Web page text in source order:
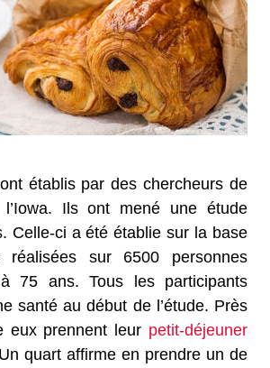
établis par des chercheurs de
l’Iowa. Ils ont mené une étude
Celle-ci a été établie sur la base
réalisées sur 6500 personnes
75 ans. Tous les participants
santé au début de l’étude. Près
eux prennent leur petit-déjeuner
quart affirme en prendre un de